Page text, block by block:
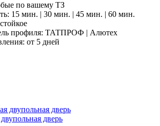
по вашему ТЗ
15 мин. | 30 мин. | 45 мин. | 60 мин.
профиля: ТАТПРОФ | Алютех
от 5 дней
дверь